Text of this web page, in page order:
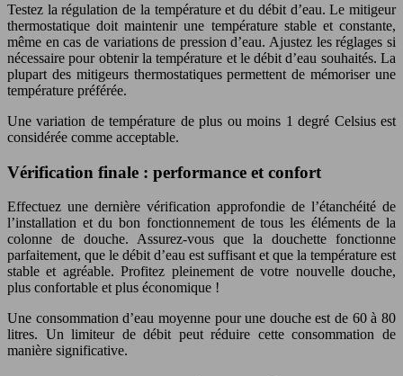
Testez la régulation de la température et du débit d’eau. Le mitigeur
thermostatique doit maintenir une température stable et constante,
même en cas de variations de pression d’eau. Ajustez les réglages si
nécessaire pour obtenir la température et le débit d’eau souhaités. La
plupart des mitigeurs thermostatiques permettent de mémoriser une
température préférée.
Une variation de température de plus ou moins 1 degré Celsius est
considérée comme acceptable.
Vérification finale : performance et confort
Effectuez une dernière vérification approfondie de l’étanchéité de
l’installation et du bon fonctionnement de tous les éléments de la
colonne de douche. Assurez-vous que la douchette fonctionne
parfaitement, que le débit d’eau est suffisant et que la température est
stable et agréable. Profitez pleinement de votre nouvelle douche,
plus confortable et plus économique !
Une consommation d’eau moyenne pour une douche est de 60 à 80
litres. Un limiteur de débit peut réduire cette consommation de
manière significative.